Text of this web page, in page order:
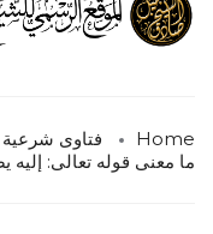
Home
فتاوى شرعية
ما معنى قوله تعالى: إليه